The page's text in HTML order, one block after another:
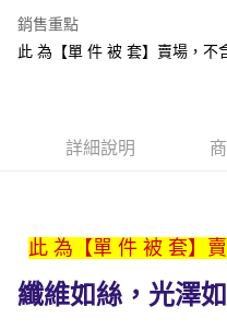
元大商業銀行
台新國際商業銀行
聯邦商業銀行
元大商業銀行
Google Pay
全盈+PAY
運送方式
付款後門市自取(待系統通知後
每筆NT$150，滿NT$1,399(含
銷售重點
此 為【單 件 被 套】賣場，不
詳細說明
此 為【單 件 被 套】
纖維如絲，光澤